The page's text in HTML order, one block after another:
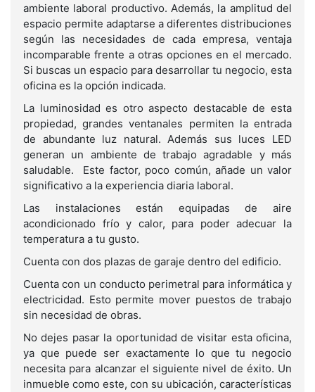
ambiente laboral productivo. Además, la amplitud del
espacio permite adaptarse a diferentes distribuciones
según las necesidades de cada empresa, ventaja
incomparable frente a otras opciones en el mercado.
Si buscas un espacio para desarrollar tu negocio, esta
oficina es la opción indicada.
La luminosidad es otro aspecto destacable de esta
propiedad, grandes ventanales permiten la entrada
de abundante luz natural. Además sus luces LED
generan un ambiente de trabajo agradable y más
saludable. Este factor, poco común, añade un valor
significativo a la experiencia diaria laboral.
Las instalaciones están equipadas de aire
acondicionado frío y calor, para poder adecuar la
temperatura a tu gusto.
Cuenta con dos plazas de garaje dentro del edificio.
Cuenta con un conducto perimetral para informática y
electricidad. Esto permite mover puestos de trabajo
sin necesidad de obras.
No dejes pasar la oportunidad de visitar esta oficina,
ya que puede ser exactamente lo que tu negocio
necesita para alcanzar el siguiente nivel de éxito. Un
inmueble como este, con su ubicación, características